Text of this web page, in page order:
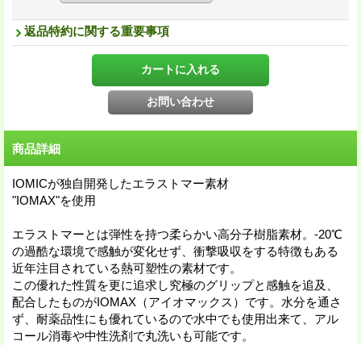
返品特約に関する重要事項
商品詳細
IOMICが独自開発したエラストマー素材
"IOMAX"を使用
エラストマーとは弾性を持つ柔らかい高分子樹脂素材。-20℃
の過酷な環境で感触が変化せず、衝撃吸収をする特徴もある
近年注目されている熱可塑性の素材です。
この優れた性質を更に追求し究極のグリップと感触を追及、
配合したものがIOMAX（アイオマックス）です。水分を通さ
ず、耐薬品性にも優れているので水中でも使用出来て、アル
コール消毒や中性洗剤で丸洗いも可能です。